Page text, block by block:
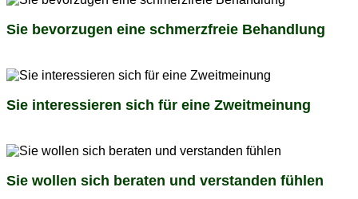
Sie bevorzugen eine schmerzfreie Behandlung
Sie interessieren sich für eine Zweitmeinung
Sie wollen sich beraten und verstanden fühlen